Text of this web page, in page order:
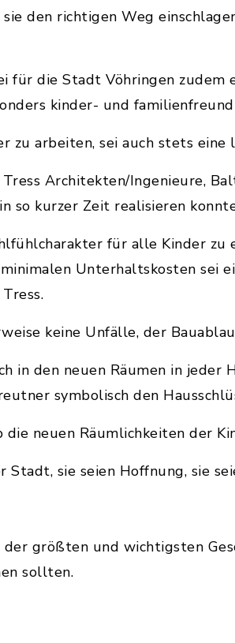
den richtigen Weg
für die Stadt Vöhringen
kinder- und
arbeiten, sei auch stets eine
Architekten/Ingenieure,
so kurzer Zeit realisieren
für alle Kinder zu
Unterhaltskosten sei
keine Unfälle, der
in den neuen Räumen in jeder
symbolisch den
neuen Räumlichkeiten der
sie seien Hoffnung, sie
größten und wichtigsten
sollten.